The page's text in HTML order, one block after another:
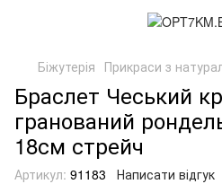
Біжутерія Прикраси з
Браслет Чеський
гранований
18см стрейч
Артикул: 91183 Написати відгук